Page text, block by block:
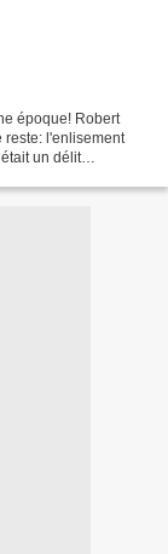
époque! Robert
reste: l'enlisement
un délit